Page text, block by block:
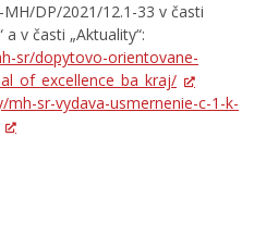
DP/2021/12.1-33 v časti
v časti „Aktuality“:
sr/dopytovo-orientovane-
sr-vydava-usmernenie-c-1-k-